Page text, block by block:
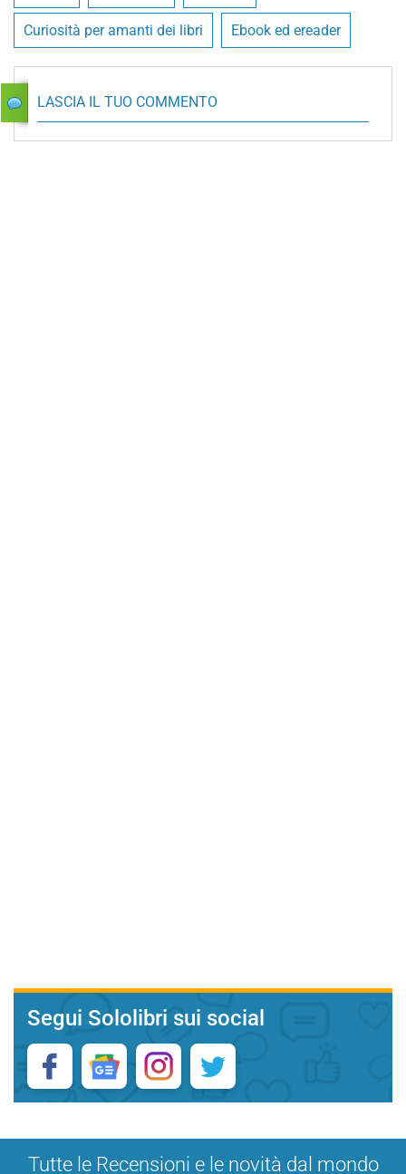
Curiosità per amanti dei libri Ebook ed ereader
LASCIA IL TUO COMMENTO
Segui Sololibri sui social
Tutte le Recensioni e le novità dal mondo